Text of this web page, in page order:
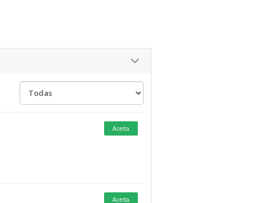
Aceita
Aceita